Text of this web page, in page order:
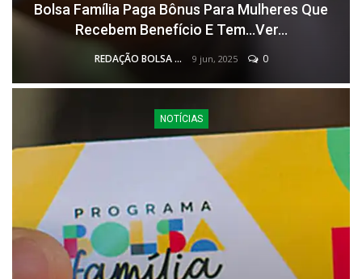
Bolsa Família Paga Bônus Para Mulheres Que
Recebem Benefício E Tem…Ver…
REDAÇÃO BOLSA FAMÍLIA 9 jun, 2025 0
NOTÍCIAS